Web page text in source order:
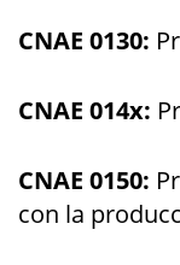
CNAE 0130:
CNAE 014x:
CNAE 0150:
con la